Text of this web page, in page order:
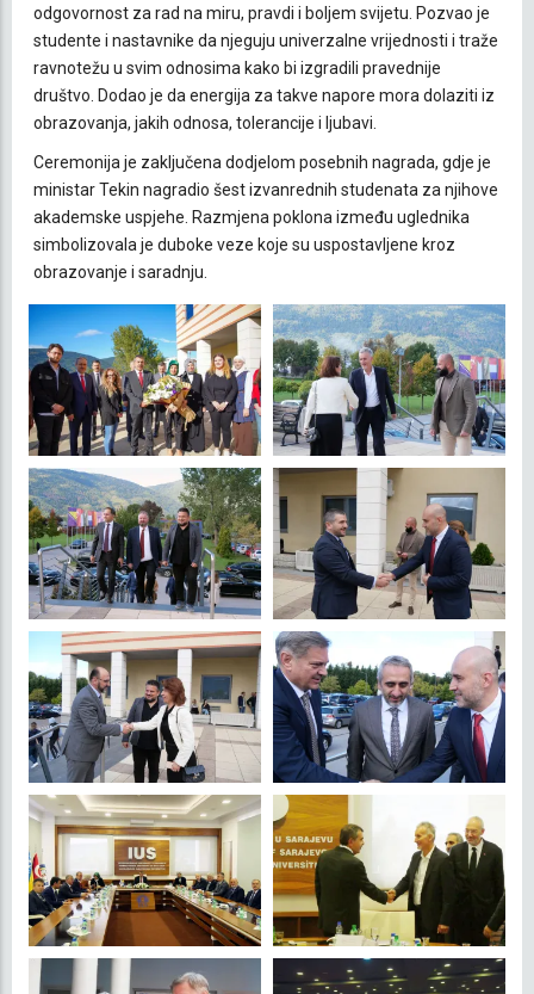
odgovornost za rad na miru, pravdi i boljem svijetu. Pozvao je
studente i nastavnike da njeguju univerzalne vrijednosti i traže
ravnotežu u svim odnosima kako bi izgradili pravednije
društvo. Dodao je da energija za takve napore mora dolaziti iz
obrazovanja, jakih odnosa, tolerancije i ljubavi.
Ceremonija je zaključena dodjelom posebnih nagrada, gdje je
ministar Tekin nagradio šest izvanrednih studenata za njihove
akademske uspjehe. Razmjena poklona između uglednika
simbolizovala je duboke veze koje su uspostavljene kroz
obrazovanje i saradnju.